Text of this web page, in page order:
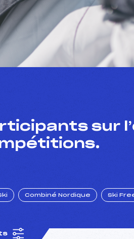
sur
Combiné Nordique Ski